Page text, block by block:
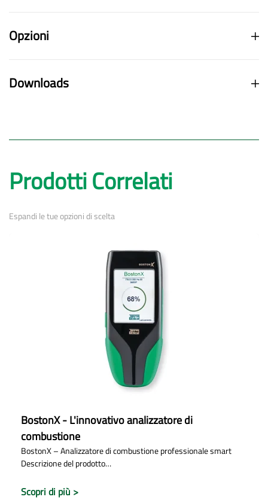
Opzioni
Downloads
Prodotti Correlati
Espandi le tue opzioni di scelta
BostonX - L'innovativo analizzatore di
combustione
BostonX – Analizzatore di combustione professionale smart
Descrizione del prodotto…
Scopri di più >